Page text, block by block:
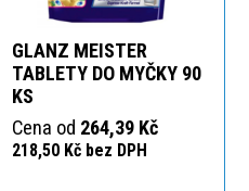
GLANZ MEISTER
TABLETY DO MYČKY 90
KS
Cena od 264,39 Kč
218,50 Kč bez DPH